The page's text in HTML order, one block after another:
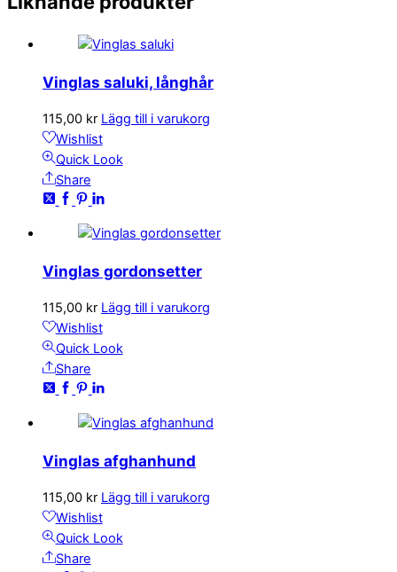
Vinglas saluki, långhår
115,00 kr Lägg till i varukorg
Wishlist
Quick Look
Share
Vinglas gordonsetter
115,00 kr Lägg till i varukorg
Wishlist
Quick Look
Share
Vinglas afghanhund
115,00 kr Lägg till i varukorg
Wishlist
Quick Look
Share